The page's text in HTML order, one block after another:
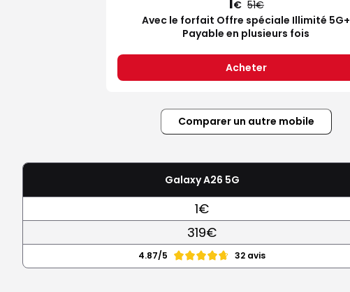
€ 51
Avec le forfait Offre spéciale Illimité 5G+
Payable en plusieurs fois
Acheter
Comparer un autre mobile
Galaxy A26 5G
1€
319€
4.87/5 32 avis